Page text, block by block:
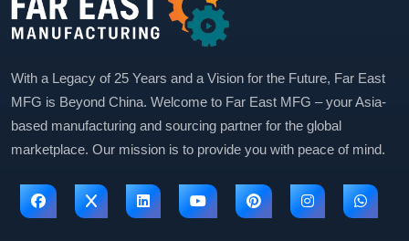
With a Legacy of 25 Years and a Vision for the Future, Far East
MFG is Beyond China. Welcome to Far East MFG – your Asia-
based manufacturing and sourcing partner for the global
marketplace. Our mission is to provide you with peace of mind.